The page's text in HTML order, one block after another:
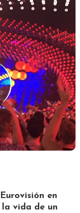
en
la vida de un